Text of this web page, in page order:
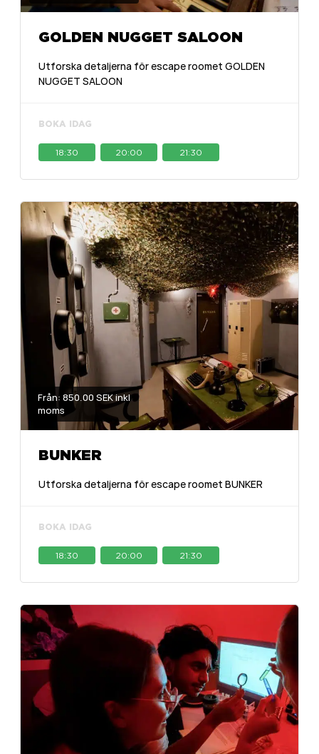
GOLDEN NUGGET SALOON
Utforska detaljerna för escape roomet GOLDEN
NUGGET SALOON
BOKA IDAG
18:30 20:00 21:30
Från: 850.00 SEK inkl
moms
BUNKER
Utforska detaljerna för escape roomet BUNKER
BOKA IDAG
18:30 20:00 21:30